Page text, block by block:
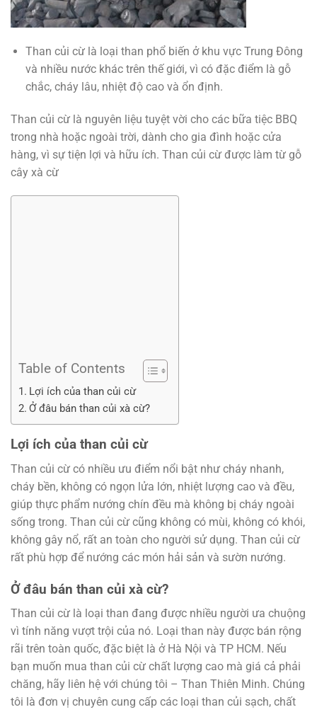
Than củi cừ là loại than phổ biến ở khu vực Trung Đông
và nhiều nước khác trên thế giới, vì có đặc điểm là gỗ
chắc, cháy lâu, nhiệt độ cao và ổn định.
Than củi cừ là nguyên liệu tuyệt vời cho các bữa tiệc BBQ
trong nhà hoặc ngoài trời, dành cho gia đình hoặc cửa
hàng, vì sự tiện lợi và hữu ích. Than củi cừ được làm từ gỗ
cây xà cừ
Table of Contents
Lợi ích của than củi cừ
Ở đâu bán than củi xà cừ?
Lợi ích của than củi cừ
Than củi cừ có nhiều ưu điểm nổi bật như cháy nhanh,
cháy bền, không có ngọn lửa lớn, nhiệt lượng cao và đều,
giúp thực phẩm nướng chín đều mà không bị cháy ngoài
sống trong. Than củi cừ cũng không có mùi, không có khói,
không gây nổ, rất an toàn cho người sử dụng. Than củi cừ
rất phù hợp để nướng các món hải sản và sườn nướng.
Ở đâu bán than củi xà cừ?
Than củi cừ là loại than đang được nhiều người ưa chuộng
vì tính năng vượt trội của nó. Loại than này được bán rộng
rãi trên toàn quốc, đặc biệt là ở Hà Nội và TP HCM. Nếu
bạn muốn mua than củi cừ chất lượng cao mà giá cả phải
chăng, hãy liên hệ với chúng tôi – Than Thiên Minh. Chúng
tôi là đơn vị chuyên cung cấp các loại than củi sạch, chất